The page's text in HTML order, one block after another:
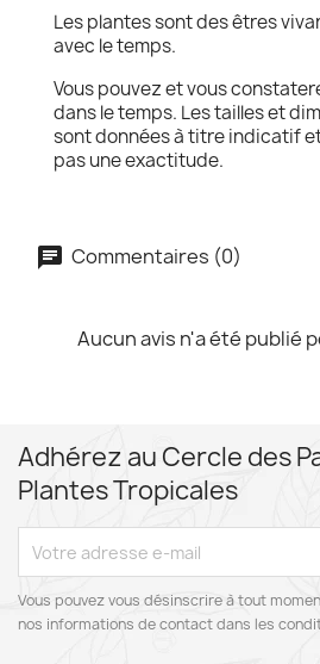
Les plantes sont des êtres
avec le temps.
Vous pouvez et vous
dans le temps. Les tailles et
sont données à titre indicatif
pas une exactitude.
Commentaires (0)
Aucun avis n'a été publié
Adhérez au Cercle des
Plantes Tropicales
Vous pouvez vous désinscrire à tout
nos informations de contact dans les